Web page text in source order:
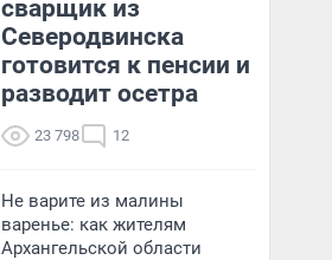
сварщик из
Северодвинска
готовится к пенсии и
разводит осетра
23 798 12
Не варите из малины
варенье: как жителям
Архангельской области